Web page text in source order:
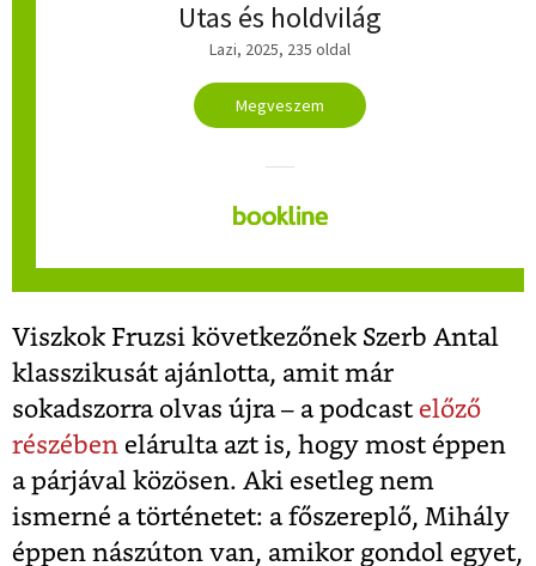
Utas és holdvilág
Lazi, 2025, 235 oldal
Megveszem
Viszkok Fruzsi következőnek Szerb Antal
klasszikusát ajánlotta, amit már
sokadszorra olvas újra – a podcast előző
részében elárulta azt is, hogy most éppen
a párjával közösen. Aki esetleg nem
ismerné a történetet: a főszereplő, Mihály
éppen nászúton van, amikor gondol egyet,